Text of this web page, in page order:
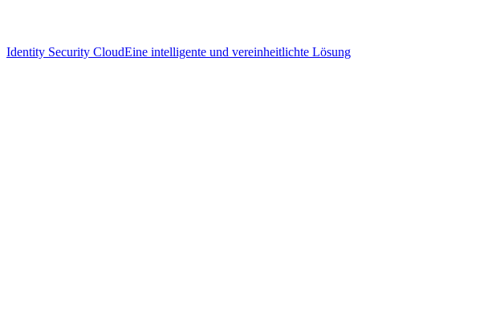
Identity Security CloudEine intelligente und vereinheitlichte Lösung